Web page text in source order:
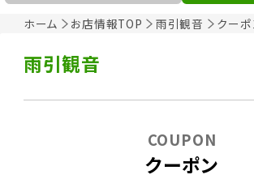
ホーム お店情報TOP 雨引観音 クーポ
雨引観音
クーポン
COUPON